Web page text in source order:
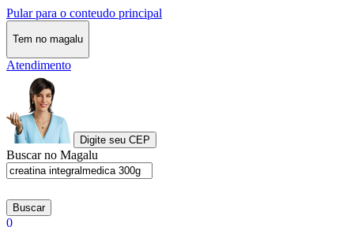
Pular para o conteudo principal
Tem no magalu
Atendimento
Digite seu CEP
Buscar no Magalu
Buscar
0